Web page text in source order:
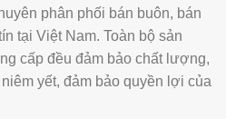
phân phối bán buôn, bán
tại Việt Nam. Toàn bộ sản
cấp đều đảm bảo chất lượng,
yết, đảm bảo quyền lợi của